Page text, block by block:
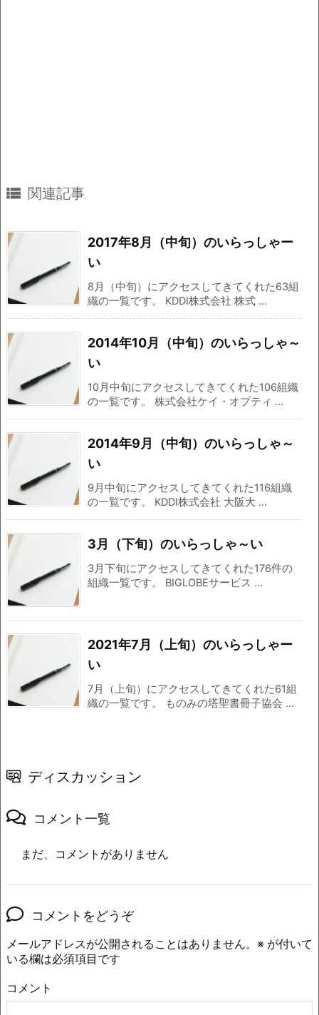
 関連記事
2017年8月（中旬）のいらっしゃー
い
8月（中旬）にアクセスしてきてくれた63組
織の一覧です。 KDDI株式会社 株式 ...
2014年10月（中旬）のいらっしゃ～
い
10月中旬にアクセスしてきてくれた106組織
の一覧です。 株式会社ケイ・オプティ ...
2014年9月（中旬）のいらっしゃ～
い
9月中旬にアクセスしてきてくれた116組織
の一覧です。 KDDI株式会社 大阪大 ...
3月（下旬）のいらっしゃ～い
3月下旬にアクセスしてきてくれた176件の
組織一覧です。 BIGLOBEサービス ...
2021年7月（上旬）のいらっしゃー
い
7月（上旬）にアクセスしてきてくれた61組
織の一覧です。 ものみの塔聖書冊子協会 ...
ディスカッション
コメント一覧
まだ、コメントがありません
コメントをどうぞ
メールアドレスが公開されることはありません。 ※ が付いて
いる欄は必須項目です
コメント